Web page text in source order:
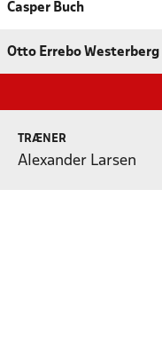
Casper Buch
Otto Errebo Westerberg
TRÆNER
Alexander Larsen